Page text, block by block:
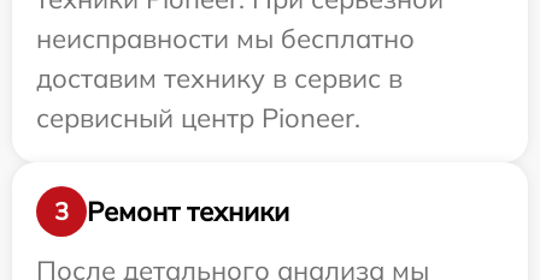
неисправности мы бесплатно
доставим технику в сервис в
сервисный центр Pioneer.
3
Ремонт техники
После детального анализа мы